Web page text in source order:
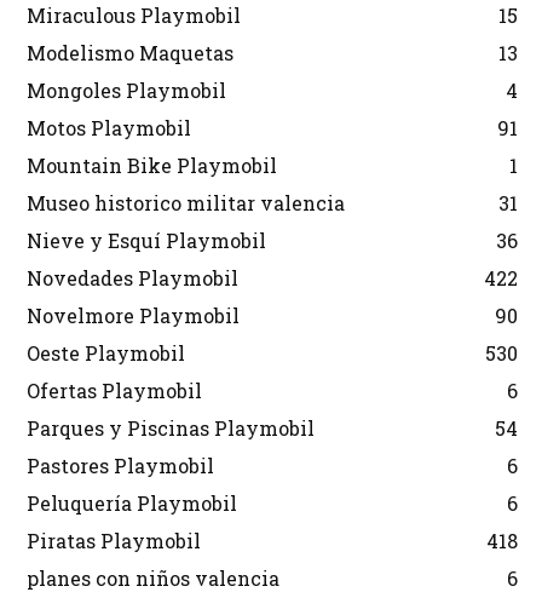
Miraculous Playmobil
15
Modelismo Maquetas
13
Mongoles Playmobil
4
Motos Playmobil
91
Mountain Bike Playmobil
1
Museo historico militar valencia
31
Nieve y Esquí Playmobil
36
Novedades Playmobil
422
Novelmore Playmobil
90
Oeste Playmobil
530
Ofertas Playmobil
6
Parques y Piscinas Playmobil
54
Pastores Playmobil
6
Peluquería Playmobil
6
Piratas Playmobil
418
planes con niños valencia
6